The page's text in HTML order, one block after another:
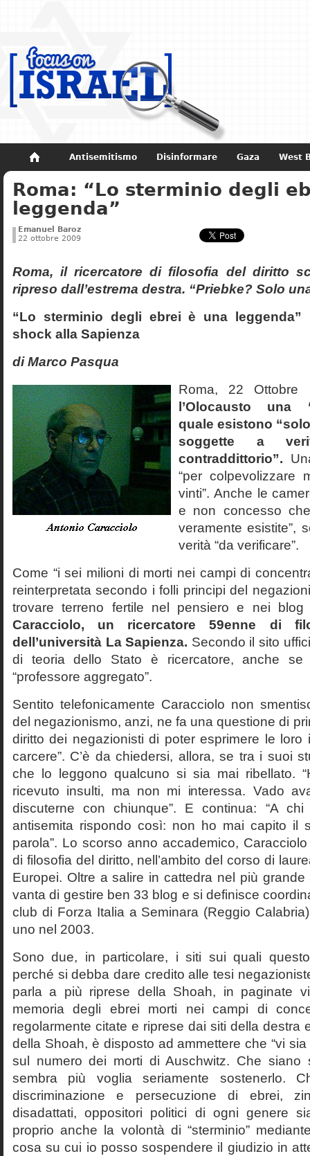
Antisemitismo Disinformare Gaza West
Non dimenticare Storia di Israele
Roma: “Lo sterminio degli
leggenda”
Emanuel Baroz
22 ottobre 2009
Roma, il ricercatore di filosofia del diritto
ripreso dall’estrema destra. “Priebke? Solo
“Lo sterminio degli ebrei è una leggenda”
shock alla Sapienza
di Marco Pasqua
Roma, 22
l’Olocausto una
quale esistono
soggette a
contraddittorio”.
“per colpevolizzare
vinti”. Anche le
e non concesso
veramente esistite”,
verità “da verificare”.
Come “i sei milioni di morti nei campi di
reinterpretata secondo i folli principi del
trovare terreno fertile nel pensiero e nei
Caracciolo, un ricercatore 59enne di
dell’università La Sapienza. Secondo il sito
di teoria dello Stato è ricercatore, anche
“professore aggregato”.
Sentito telefonicamente Caracciolo non
del negazionismo, anzi, ne fa una questione di
diritto dei negazionisti di poter esprimere le loro
carcere”. C’è da chiedersi, allora, se tra i suoi
che lo leggono qualcuno si sia mai ribellato.
ricevuto insulti, ma non mi interessa. Vado
discuterne con chiunque”. E continua: “A
antisemita rispondo così: non ho mai capito il
parola”. Lo scorso anno accademico,
di filosofia del diritto, nell’ambito del corso di
Europei. Oltre a salire in cattedra nel più grande
vanta di gestire ben 33 blog e si definisce
club di Forza Italia a Seminara (Reggio
uno nel 2003.
Sono due, in particolare, i siti sui quali
perché si debba dare credito alle tesi
parla a più riprese della Shoah, in paginate
memoria degli ebrei morti nei campi di
regolarmente citate e riprese dai siti della destra
della Shoah, è disposto ad ammettere che “vi
sul numero dei morti di Auschwitz. Che siano
sembra più voglia seriamente sostenerlo.
discriminazione e persecuzione di ebrei,
disadattati, oppositori politici di ogni genere
proprio anche la volontà di “sterminio”
cosa su cui io posso sospendere il giudizio in